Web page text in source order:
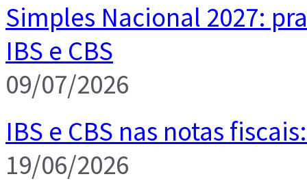
Simples Nacional 2027:
IBS e CBS
09/07/2026
IBS e CBS nas notas
19/06/2026